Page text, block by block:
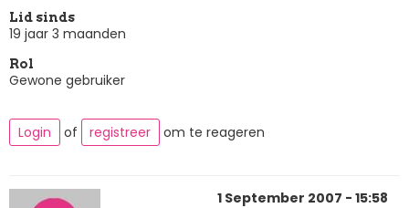
Lid sinds
19 jaar 3 maanden
Rol
Gewone gebruiker
Login of registreer om te reageren
1 September 2007 - 15:58